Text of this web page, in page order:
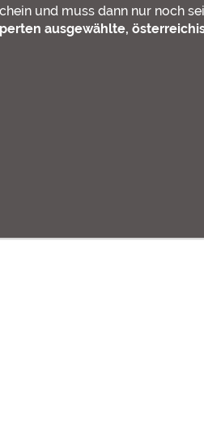
und muss dann nur noch
ausgewählte,